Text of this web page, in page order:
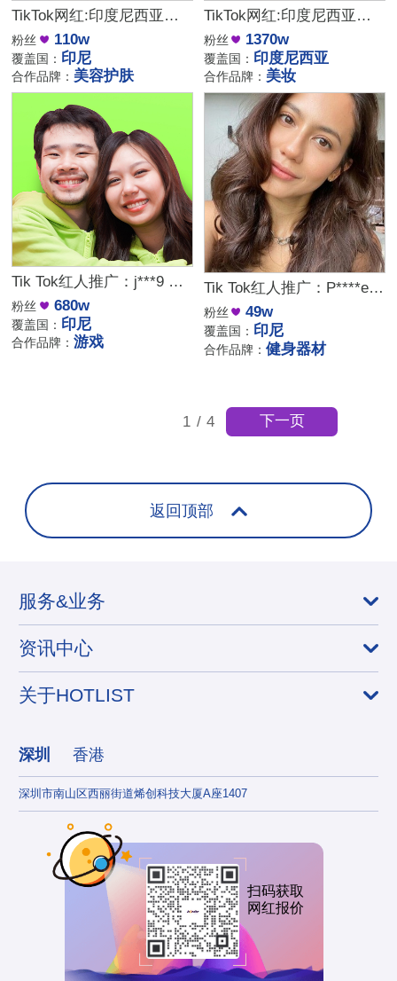
TikTok网红:印度尼西亚美容护肤测评网红达人
粉丝 110w
覆盖国： 印尼
合作品牌： 美容护肤
TikTok网红:印度尼西亚的美妆护肤博主合作
粉丝 1370w
覆盖国： 印度尼西亚
合作品牌： 美妆
Tik Tok红人推广：j***9 ｜印尼 情侣
粉丝 680w
覆盖国： 印尼
合作品牌：游戏
Tik Tok红人推广：P****e｜印尼 运动
粉丝 49w
覆盖国： 印尼
合作品牌：健身器材
1 / 4 下一页
返回顶部
服务&业务
资讯中心
关于HOTLIST
深圳 香港
深圳市南山区西丽街道烯创科技大厦A座1407
扫码获取
网红报价